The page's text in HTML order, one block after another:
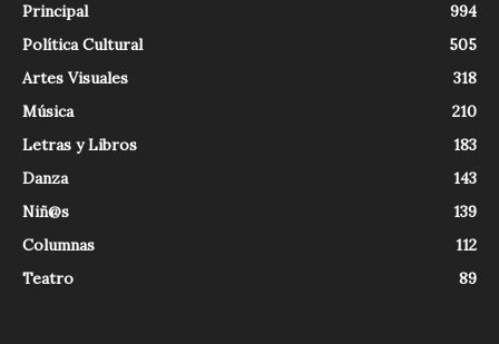
Principal
994
Política Cultural
505
Artes Visuales
318
Música
210
Letras y Libros
183
Danza
143
Niñ@s
139
Columnas
112
Teatro
89